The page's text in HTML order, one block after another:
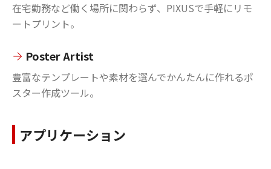
在宅勤務など働く場所に関わらず、PIXUSで手軽にリモ
ートプリント。
Poster Artist
豊富なテンプレートや素材を選んでかんたんに作れるポ
スター作成ツール。
アプリケーション